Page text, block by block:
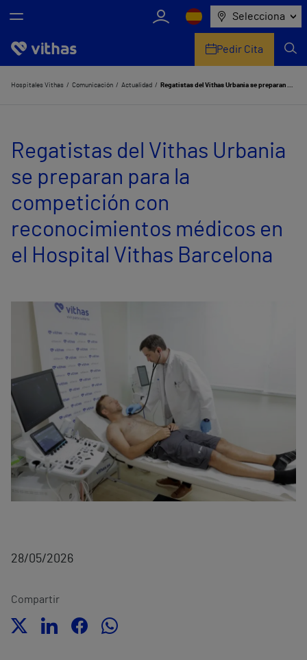
Selecciona
Nosotros
Servicios de salud
Equipo médico y asistencial
Información útil
Comunicación
Pedir Cita
Hospitales Vithas Comunicación Actualidad Regatistas del Vithas Urbania se preparan para la competición con reconocimientos médicos en el Hospital Vithas Barcelona
Regatistas del Vithas Urbania
se preparan para la
competición con
reconocimientos médicos en
el Hospital Vithas Barcelona
28/05/2026
Compartir